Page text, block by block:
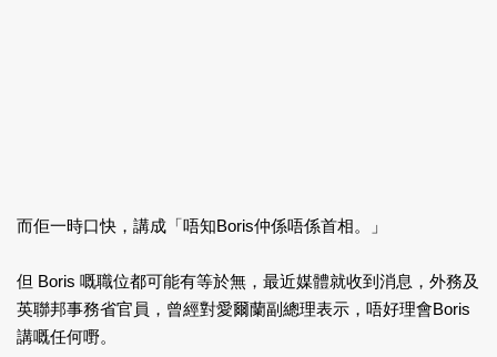
而佢一時口快，講成「唔知Boris仲係唔係首相。」
但 Boris 嘅職位都可能有等於無，最近媒體就收到消息，外務及
英聯邦事務省官員，曾經對愛爾蘭副總理表示，唔好理會Boris
講嘅任何嘢。